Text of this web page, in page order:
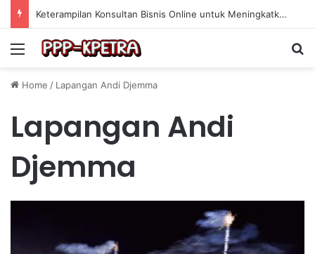
Keterampilan Konsultan Bisnis Online untuk Meningkatkan Pendapatan Berdasarkan Pengalaman Praktis
Menu
Home / Lapangan Andi Djemma
Lapangan Andi
Djemma